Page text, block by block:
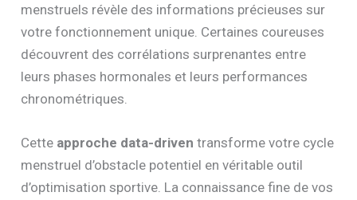
menstruels révèle des informations précieuses sur
votre fonctionnement unique. Certaines coureuses
découvrent des corrélations surprenantes entre
leurs phases hormonales et leurs performances
chronométriques.
Cette approche data-driven transforme votre cycle
menstruel d’obstacle potentiel en véritable outil
d’optimisation sportive. La connaissance fine de vos